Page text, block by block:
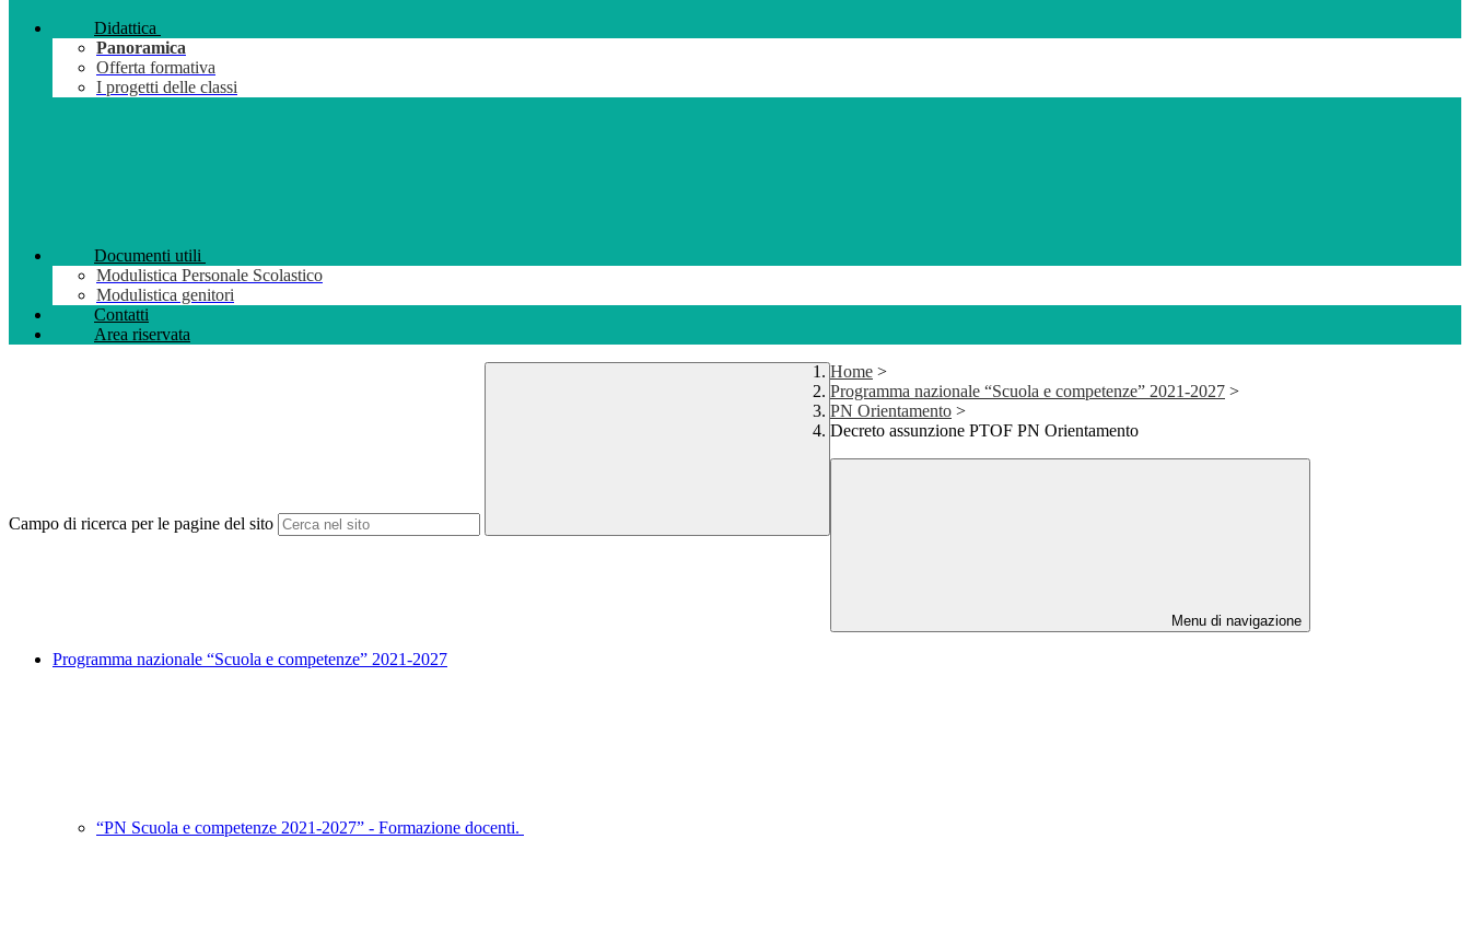
Didattica
Panoramica
Offerta formativa
I progetti delle classi
Documenti utili
Modulistica Personale Scolastico
Modulistica genitori
Contatti
Area riservata
Campo di ricerca per le pagine del sito
Home >
Programma nazionale “Scuola e competenze” 2021-2027 >
PN Orientamento >
Decreto assunzione PTOF PN Orientamento
Menu di navigazione
Programma nazionale “Scuola e competenze” 2021-2027
“PN Scuola e competenze 2021-2027” - Formazione docenti.